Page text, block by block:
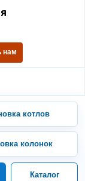
Газовая
нам
котлов
колонок
Каталог